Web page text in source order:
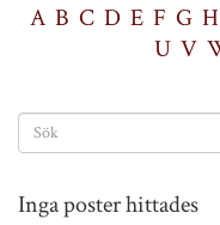
A B C D E F G H
U V
Inga poster hittades